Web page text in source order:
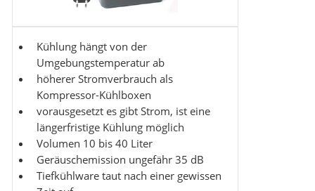
Kühlung hängt von der
Umgebungstemperatur ab
höherer Stromverbrauch als
Kompressor-Kühlboxen
vorausgesetzt es gibt Strom, ist eine
längerfristige Kühlung möglich
Volumen 10 bis 40 Liter
Geräuschemission ungefähr 35 dB
Tiefkühlware taut nach einer gewissen